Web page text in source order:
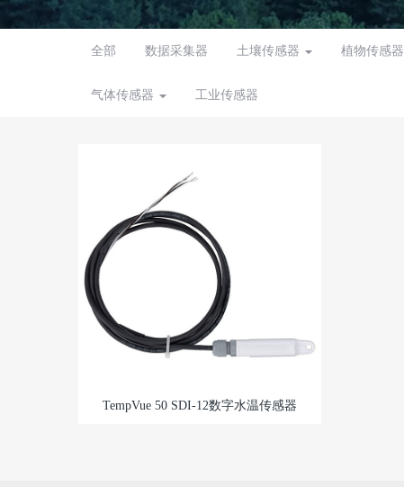
全部 数据采集器 土壤传感器 植物传感器
气体传感器 工业传感器
TempVue 50 SDI-12数字水温传感器